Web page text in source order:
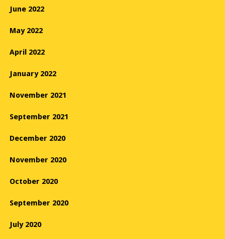
June 2022
May 2022
April 2022
January 2022
November 2021
September 2021
December 2020
November 2020
October 2020
September 2020
July 2020